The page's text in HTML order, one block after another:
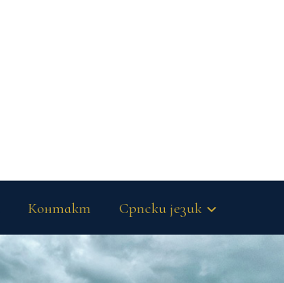
Контакт Српски језик